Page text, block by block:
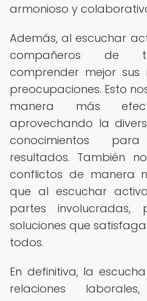
armonioso y
Además, al escuchar
compañeros de
comprender mejor sus
preocupaciones. Esto
manera más
aprovechando la
conocimientos
resultados. También
conflictos de manera
que al escuchar
partes involucradas,
soluciones que
todos.
En definitiva, la
relaciones